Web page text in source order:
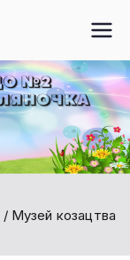
Музей козацтва